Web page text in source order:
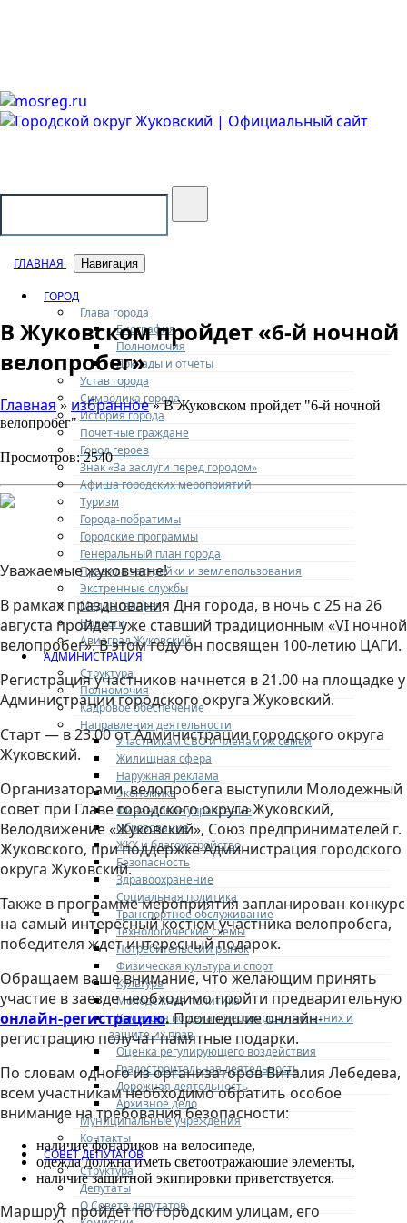
ГЛАВНАЯ Навигация
ГОРОД
Глава города
Биография
Полномочия
Доклады и отчеты
Устав города
Символика города
История города
Почетные граждане
Город героев
Знак «За заслуги перед городом»
Афиша городских мероприятий
Туризм
Города-побратимы
Городские программы
Генеральный план города
Правила застройки и землепользования
Экстренные службы
Медиа галерея
Новости
Авиаград Жуковский
АДМИНИСТРАЦИЯ
Структура
Полномочия
Кадровое обеспечение
Направления деятельности
Участникам СВО и членам их семей
Жилищная сфера
Наружная реклама
Экономика
Финансовое управление
Образование
ЖКХ и благоустройство
Безопасность
Здравоохранение
Социальная политика
Транспортное обслуживание
Технологические схемы
Потребительский рынок
Физическая культура и спорт
Культура
Молодежная политика
Комиссия по делам несовершеннолетних и
защите их прав
Оценка регулирующего воздействия
Градостроительная деятельность
Дорожная деятельность
Архивное дело
Муниципальные учреждения
Контакты
СОВЕТ ДЕПУТАТОВ
Структура
Депутаты
О Совете депутатов
В Жуковском пройдет «6-й ночной
велопробег»
Главная» избранное» В Жуковском пройдет "6-й ночной
велопробег"
Просмотров: 2540
Уважаемые жуковчане!
В рамках празднования Дня города, в ночь с 25 на 26
августа пройдет уже ставший традиционным «VI ночной
велопробег». В этом году он посвящен 100-летию ЦАГИ.
Регистрация участников начнется в 21.00 на площадке у
Администрации городского округа Жуковский.
Старт — в 23.00 от Администрации городского округа
Жуковский.
Организаторами велопробега выступили Молодежный
совет при Главе городского округа Жуковский,
Велодвижение «Жуковский», Союз предпринимателей г.
Жуковского, при поддержке Администрация городского
округа Жуковский.
Также в программе мероприятия запланирован конкурс
на самый интересный костюм участника велопробега,
победителя ждет интересный подарок.
Обращаем ваше внимание, что желающим принять
участие в заезде необходимо пройти предварительную
онлайн-регистрацию.Прошедшие онлайн-
регистрацию получат памятные подарки.
По словам одного из организаторов Виталия Лебедева,
всем участникам необходимо обратить особое
внимание на требования безопасности:
наличие фонариков на велосипеде,
одежда должна иметь светоотражающие элементы,
наличие защитной экипировки приветствуется.
Маршрут пройдет по городским улицам, его